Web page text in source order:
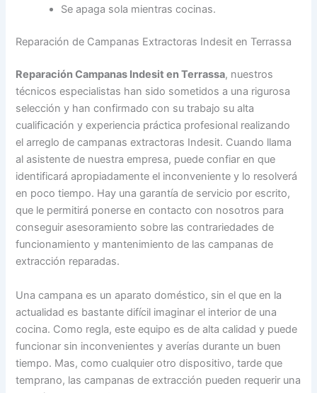
Se apaga sola mientras cocinas.
Reparación de Campanas Extractoras Indesit en Terrassa
Reparación Campanas Indesit en Terrassa, nuestros
técnicos especialistas han sido sometidos a una rigurosa
selección y han confirmado con su trabajo su alta
cualificación y experiencia práctica profesional realizando
el arreglo de campanas extractoras Indesit. Cuando llama
al asistente de nuestra empresa, puede confiar en que
identificará apropiadamente el inconveniente y lo resolverá
en poco tiempo. Hay una garantía de servicio por escrito,
que le permitirá ponerse en contacto con nosotros para
conseguir asesoramiento sobre las contrariedades de
funcionamiento y mantenimiento de las campanas de
extracción reparadas.
Una campana es un aparato doméstico, sin el que en la
actualidad es bastante difícil imaginar el interior de una
cocina. Como regla, este equipo es de alta calidad y puede
funcionar sin inconvenientes y averías durante un buen
tiempo. Mas, como cualquier otro dispositivo, tarde que
temprano, las campanas de extracción pueden requerir una